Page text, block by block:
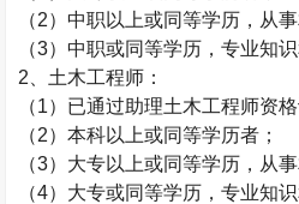
（2）中职以上或同等学历，从
（3）中职或同等学历，专业知
2、 土木工程师 ：
（1）已通过助理土木工程师资
（2）本科以上或同等学历者；
（3）大专以上或同等学历，从
（4）大专或同等学历，专业知